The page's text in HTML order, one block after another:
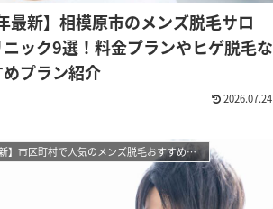
最新】相模原市のメンズ脱毛サロ
ック9選！料金プランやヒゲ脱毛な
プラン紹介
2026.07.24
【2026年最新】市区町村で人気のメンズ脱毛おすすめサロン・クリニック